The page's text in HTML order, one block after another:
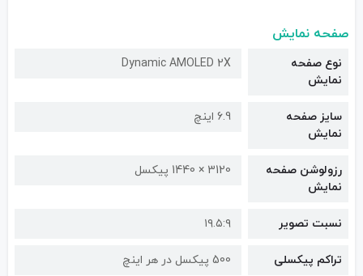
صفحه نمایش
نوع صفحه
نمایش
Dynamic AMOLED 2X
سایز صفحه
نمایش
6.9 اینچ
رزولوشن صفحه
نمایش
3120 × 1440 پیکسل
نسبت تصویر ۱۹.۵:۹
تراکم پیکسلی 500 پیکسل در هر اینچ